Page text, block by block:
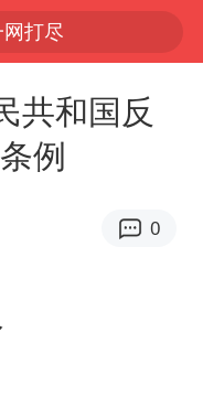
打尽
共和国反
例
0